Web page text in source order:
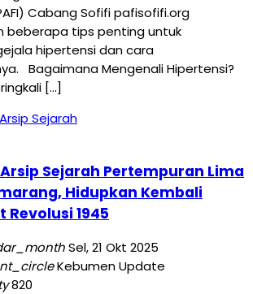
Cabang Sofifi pafisofifi.org
beberapa tips penting untuk
hipertensi dan cara
Bagaimana Mengenali Hipertensi?
[…]
Sejarah Pertempuran Lima
Hidupkan Kembali
Revolusi 1945
Sel, 21 Okt 2025
Kebumen Update
820